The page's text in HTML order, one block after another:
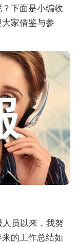
下面是小编收
家借鉴与参
员以来，我努
的工作总结如